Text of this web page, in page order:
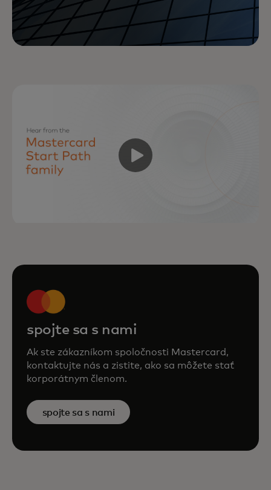
spojte sa s nami
Ak ste zákazníkom spoločnosti Mastercard,
kontaktujte nás a zistite, ako sa môžete stať
korporátnym členom.
spojte sa s nami